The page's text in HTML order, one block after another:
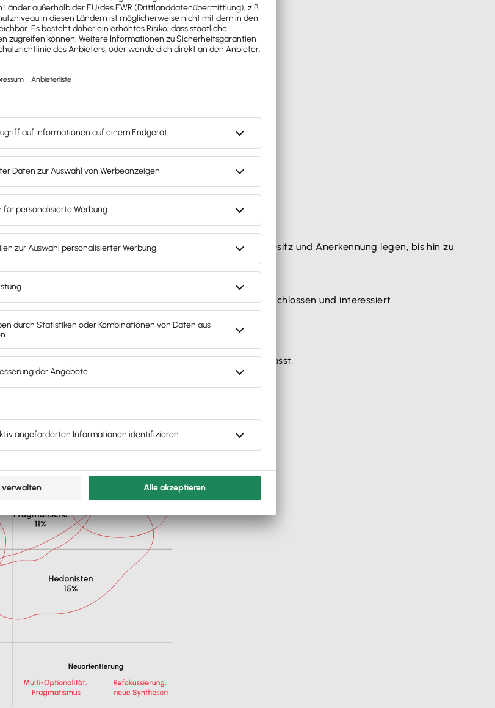
Milieus im Einzelnen?
sind undtraditionsbewusst
reicht von Personen, die besonderen Wert auf
Status
, Besitz und Anerkennung legen, bis hin zu
wichtig ist.
und gelten Neuem gegenüber besonders aufgeschlossen und interessiert.
Veränderungen einer Gesellschaft angepasst.
Milieus.